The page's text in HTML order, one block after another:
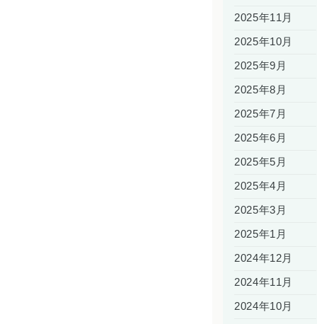
2025年11月
2025年10月
2025年9月
2025年8月
2025年7月
2025年6月
2025年5月
2025年4月
2025年3月
2025年1月
2024年12月
2024年11月
2024年10月